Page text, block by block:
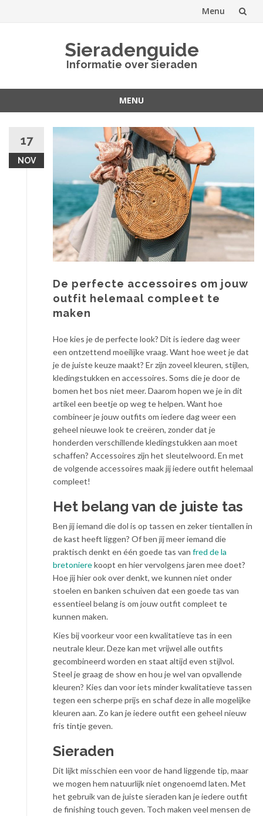
Menu
Sieradenguide
Informatie over sieraden
MENU
inhoud17
NOV
De perfecte accessoires om jouw
outfit helemaal compleet te
maken
Hoe kies je de perfecte look? Dit is iedere dag weer
een ontzettend moeilijke vraag. Want hoe weet je dat
je de juiste keuze maakt? Er zijn zoveel kleuren, stijlen,
kledingstukken en accessoires. Soms die je door de
bomen het bos niet meer. Daarom hopen we je in dit
artikel een beetje op weg te helpen. Want hoe
combineer je jouw outfits om iedere dag weer een
geheel nieuwe look te creëren, zonder dat je
honderden verschillende kledingstukken aan moet
schaffen? Accessoires zijn het sleutelwoord. En met
de volgende accessoires maak jij iedere outfit helemaal
compleet!
Het belang van de juiste tas
Ben jij iemand die dol is op tassen en zeker tientallen in
de kast heeft liggen? Of ben jij meer iemand die
praktisch denkt en één goede tas van fred de la
bretonierekoopt en hier vervolgens jaren mee doet?
Hoe jij hier ook over denkt, we kunnen niet onder
stoelen en banken schuiven dat een goede tas van
essentieel belang is om jouw outfit compleet te
kunnen maken.
Kies bij voorkeur voor een kwalitatieve tas in een
neutrale kleur. Deze kan met vrijwel alle outfits
gecombineerd worden en staat altijd even stijlvol.
Steel je graag de show en hou je wel van opvallende
kleuren? Kies dan voor iets minder kwalitatieve tassen
tegen een scherpe prijs en schaf deze in alle mogelijke
kleuren aan. Zo kan je iedere outfit een geheel nieuw
fris tintje geven.
Sieraden
Dit lijkt misschien een voor de hand liggende tip, maar
we mogen hem natuurlijk niet ongenoemd laten. Met
het gebruik van de juiste sieraden kan je iedere outfit
de finishing touch geven. Toch maken veel mensen de